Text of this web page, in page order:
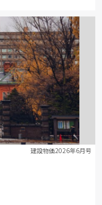
建設物価2026年6月号